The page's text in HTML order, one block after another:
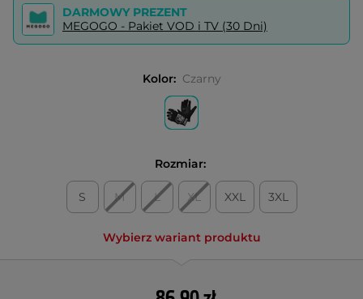
DARMOWY PREZENT
MEGOGO - Pakiet VOD i TV (30 Dni)
Kolor: Czarny
Rozmiar:
S M L XL XXL 3XL
Wybierz wariant produktu